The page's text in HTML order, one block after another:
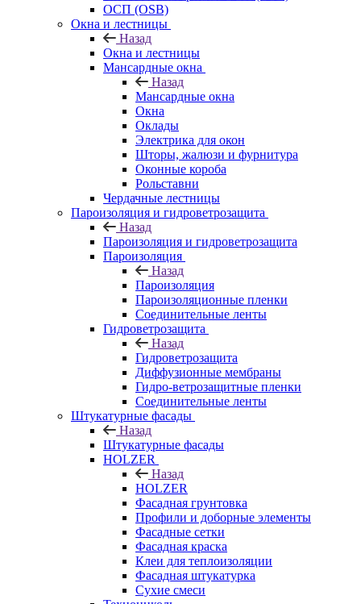
ОСП (OSB)
Окна и лестницы
Назад
Окна и лестницы
Мансардные окна
Назад
Мансардные окна
Окна
Оклады
Электрика для окон
Шторы, жалюзи и фурнитура
Оконные короба
Рольставни
Чердачные лестницы
Пароизоляция и гидроветрозащита
Назад
Пароизоляция и гидроветрозащита
Пароизоляция
Назад
Пароизоляция
Пароизоляционные пленки
Соединительные ленты
Гидроветрозащита
Назад
Гидроветрозащита
Диффузионные мембраны
Гидро-ветрозащитные пленки
Соединительные ленты
Штукатурные фасады
Назад
Штукатурные фасады
HOLZER
Назад
HOLZER
Фасадная грунтовка
Профили и доборные элементы
Фасадные сетки
Фасадная краска
Клеи для теплоизоляции
Фасадная штукатурка
Сухие смеси